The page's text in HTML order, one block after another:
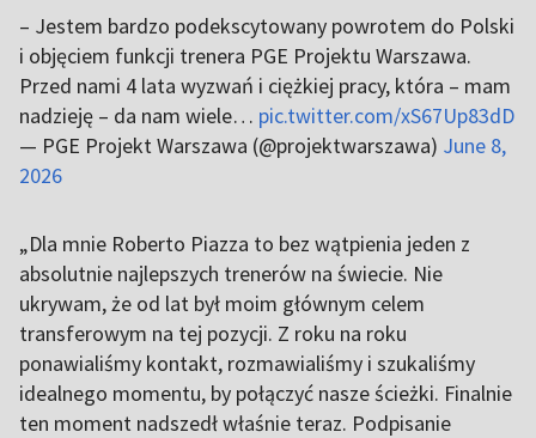
– Jestem bardzo podekscytowany powrotem do Polski
i objęciem funkcji trenera PGE Projektu Warszawa.
Przed nami 4 lata wyzwań i ciężkiej pracy, która – mam
nadzieję – da nam wiele… pic.twitter.com/xS67Up83dD
— PGE Projekt Warszawa (@projektwarszawa) June 8,
2026
„Dla mnie Roberto Piazza to bez wątpienia jeden z
absolutnie najlepszych trenerów na świecie. Nie
ukrywam, że od lat był moim głównym celem
transferowym na tej pozycji. Z roku na roku
ponawialiśmy kontakt, rozmawialiśmy i szukaliśmy
idealnego momentu, by połączyć nasze ścieżki. Finalnie
ten moment nadszedł właśnie teraz. Podpisanie